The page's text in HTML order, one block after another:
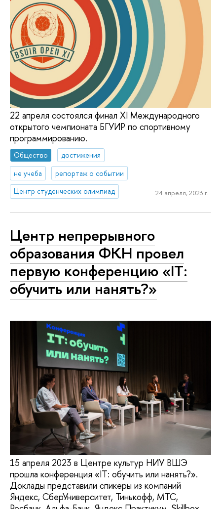
22 апреля состоялся финал XI Международного
открытого чемпионата БГУИР по спортивному
программированию.
Общество
достижения
не учеба
репортаж о событии
Центр студенческих олимпиад
24 апреля, 2023 г.
Центр непрерывного
образования ФКН провел
первую конференцию «IT:
обучить или нанять?»
15 апреля 2023 в Центре культур НИУ ВШЭ
прошла конференция «IT: обучить или нанять?».
Доклады представили спикеры из компаний
Яндекс, СберУниверситет, Тинькофф, МТС,